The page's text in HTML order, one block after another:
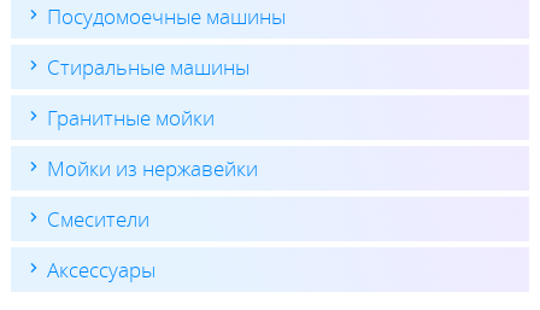
Посудомоечные машины
Стиральные машины
Гранитные мойки
Мойки из нержавейки
Смесители
Аксессуары